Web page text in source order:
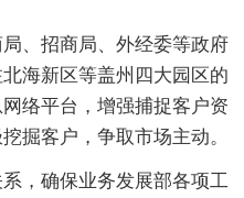
、招商局、外经委等政府
海新区等盖州四大园区的
络平台，增强捕捉客户资
掘客户，争取市场主动。
确保业务发展部各项工